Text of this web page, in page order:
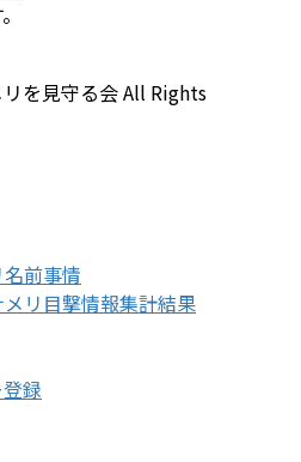
を見守る会 All Rights
前事情
リ目撃情報集計結果
録